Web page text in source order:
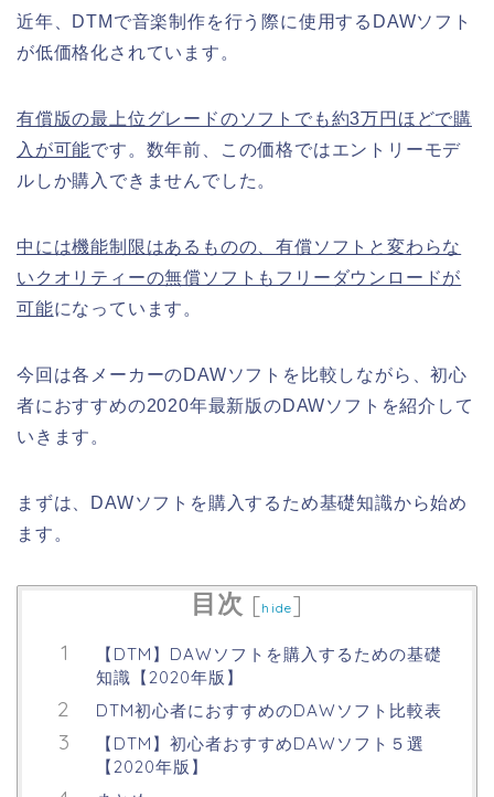
近年、DTMで音楽制作を行う際に使用するDAWソフト
が低価格化されています。
有償版の最上位グレードのソフトでも約3万円ほどで購
入が可能です。数年前、この価格ではエントリーモデ
ルしか購入できませんでした。
中には機能制限はあるものの、有償ソフトと変わらな
いクオリティーの無償ソフトもフリーダウンロードが
可能になっています。
今回は各メーカーのDAWソフトを比較しながら、初心
者におすすめの2020年最新版のDAWソフトを紹介して
いきます。
まずは、DAWソフトを購入するため基礎知識から始め
ます。
目次 [hide]
【DTM】DAWソフトを購入するための基礎
知識【2020年版】
DTM初心者におすすめのDAWソフト比較表
【DTM】初心者おすすめDAWソフト５選
【2020年版】